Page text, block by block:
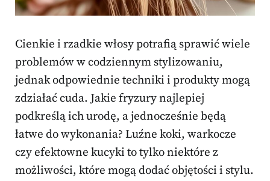
Cienkie i rzadkie włosy potrafią sprawić wiele
problemów w codziennym stylizowaniu,
jednak odpowiednie techniki i produkty mogą
zdziałać cuda. Jakie fryzury najlepiej
podkreślą ich urodę, a jednocześnie będą
łatwe do wykonania? Luźne koki, warkocze
czy efektowne kucyki to tylko niektóre z
możliwości, które mogą dodać objętości i stylu.